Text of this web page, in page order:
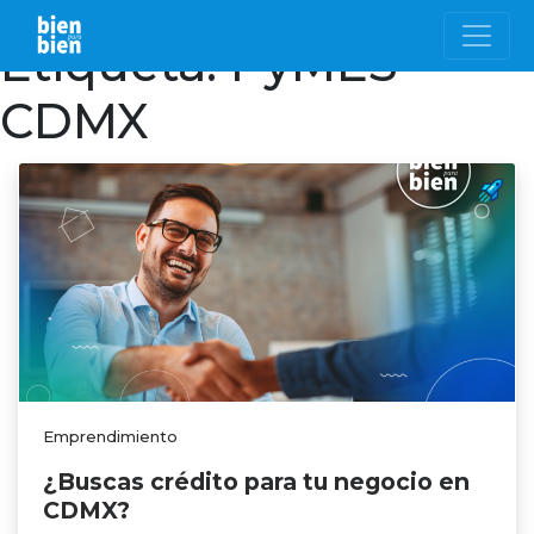
Etiqueta:PyMES
CDMX
Emprendimiento
¿Buscas crédito para tu negocio en
CDMX?